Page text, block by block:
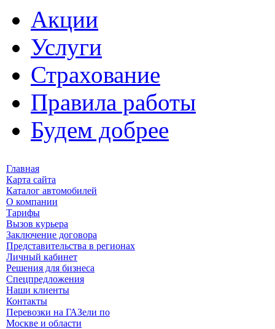
Акции
Услуги
Страхование
Правила работы
Будем добрее
Главная
Карта сайта
Каталог автомобилей
О компании
Тарифы
Вызов курьера
Заключение договора
Представительства в регионах
Личный кабинет
Решения для бизнеса
Спецпредложения
Наши клиенты
Контакты
Перевозки на ГАЗели по
Москве и области